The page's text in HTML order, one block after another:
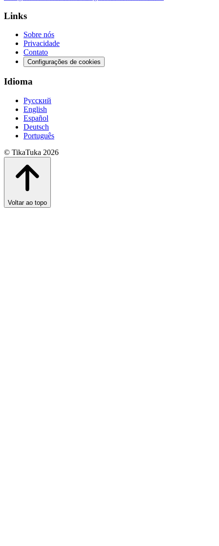
Links
Sobre nós
Privacidade
Contato
Configurações de cookies
Idioma
Русский
English
Español
Deutsch
Português
© TikaTuka 2026
Voltar ao topo